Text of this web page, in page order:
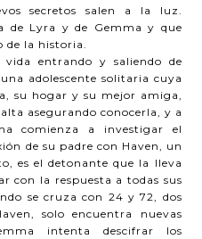
secretos salen a la luz.
de Lyra y de Gemma y que
de la historia.
entrando y saliendo de
adolescente solitaria cuya
su hogar y su mejor amiga,
asegurando conocerla, y a
comienza a investigar el
de su padre con Haven, un
es el detonante que la lleva
con la respuesta a todas sus
se cruza con 24 y 72, dos
solo encuentra nuevas
intenta descifrar los